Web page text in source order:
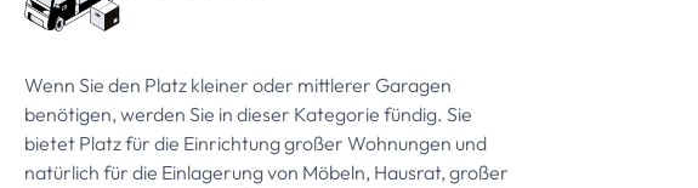
Wenn Sie den Platz kleiner oder mittlerer Garagen
benötigen, werden Sie in dieser Kategorie fündig. Sie
bietet Platz für die Einrichtung großer Wohnungen und
natürlich für die Einlagerung von Möbeln, Hausrat, großer